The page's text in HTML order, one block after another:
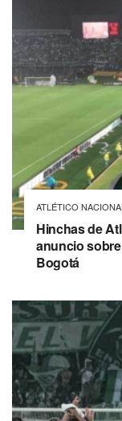
ATLÉTICO NACIONAL
Hinchas de
anuncio
Bogotá